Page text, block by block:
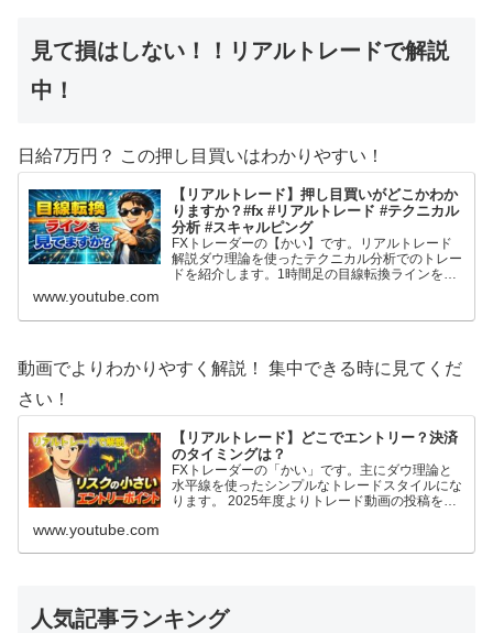
見て損はしない！！リアルトレードで解説
中！
日給7万円？ この押し目買いはわかりやすい！
【リアルトレード】押し目買いがどこかわか
りますか？#fx #リアルトレード #テクニカル
分析 #スキャルピング
FXトレーダーの【かい】です。リアルトレード
解説ダウ理論を使ったテクニカル分析でのトレー
ドを紹介します。1時間足の目線転換ラインを活
ードを客観的に見てみたいのと、トレード記録と
www.youtube.com
動画でよりわかりやすく解説！ 集中できる時に見てくだ
さい！
【リアルトレード】どこでエントリー？決済
のタイミングは？
FXトレーダーの「かい」です。主にダウ理論と
水平線を使ったシンプルなトレードスタイルにな
ります。 2025年度よりトレード動画の投稿を始
www.youtube.com
人気記事ランキング